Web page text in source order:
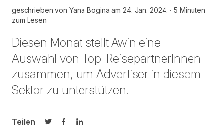
geschrieben von Yana Bogina am 24. Jan. 2024.
5 Minuten
zum Lesen
Diesen Monat stellt Awin eine
Auswahl von Top-ReisepartnerInnen
zusammen, um Advertiser in diesem
Sektor zu unterstützen.
Teilen
Auf Twitter teilen
Auf Facebook teilen
Auf LinkedIn teilen